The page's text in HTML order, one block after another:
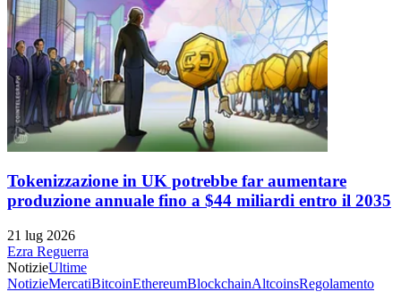
Tokenizzazione in UK potrebbe far aumentare
produzione annuale fino a $44 miliardi entro il 2035
21 lug 2026
Ezra Reguerra
NotizieUltime
NotizieMercatiBitcoinEthereumBlockchainAltcoinsRegolamento